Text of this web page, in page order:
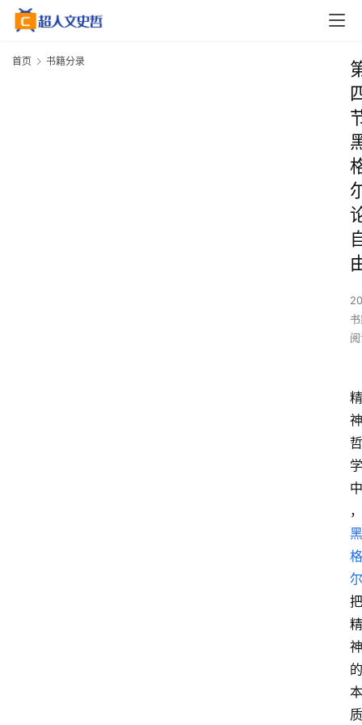
首页 书籍分录
精
神
哲
学
中
，
黑
格
尔
把
精
神
的
本
质